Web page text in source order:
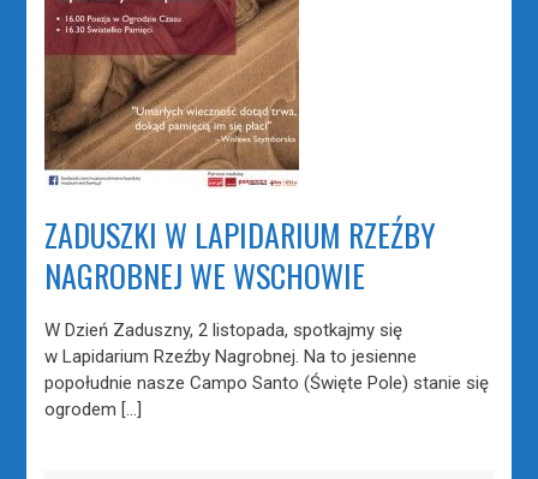
ZADUSZKI W LAPIDARIUM RZEŹBY
NAGROBNEJ WE WSCHOWIE
W Dzień Zaduszny, 2 listopada, spotkajmy się
w Lapidarium Rzeźby Nagrobnej. Na to jesienne
popołudnie nasze Campo Santo (Święte Pole) stanie się
ogrodem […]